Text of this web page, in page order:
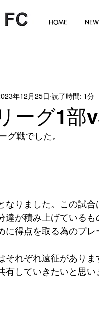
HOME
ーグ1部
年12月25日 読了時間: 1分
グ戦でした。
なりました。この試
達が積み上げている
に得点を取る為のプ
それぞれ遠征があり
有していきたいと思い